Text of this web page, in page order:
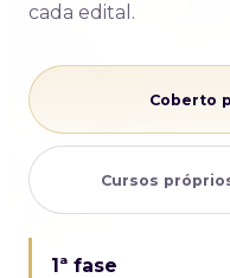
cada edital.
Coberto
Cursos
1ª fase